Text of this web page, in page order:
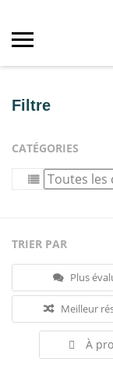
Filtre
CATÉGORIES
TRIER PAR
Plus
Meilleur
À